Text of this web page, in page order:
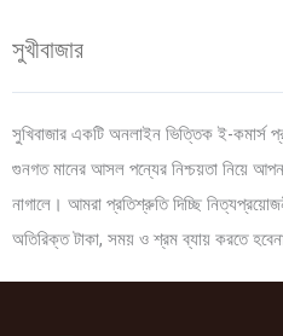
সুখীবাজার
সুখিবাজার একটি অনলাইন ভিত্তিক ই-কমার্স
গুনগত মানের আসল পন্যের নিশ্চয়তা নিয়ে
নাগালে। আমরা প্রতিশ্রুতি দিচ্ছি
অতিরিক্ত টাকা, সময় ও শ্রম ব্যায় করতে